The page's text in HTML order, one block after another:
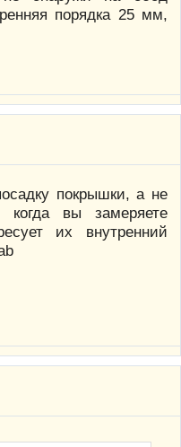
порядка 25 мм,
покрышки, а не
вы замеряете
их внутренний